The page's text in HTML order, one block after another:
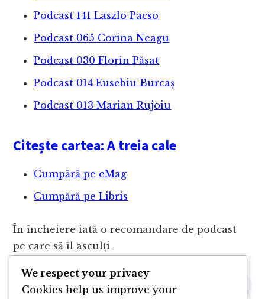
Podcast 141 Laszlo Pacso
Podcast 065 Corina Neagu
Podcast 030 Florin Păsat
Podcast 014 Eusebiu Burcaș
Podcast 013 Marian Rujoiu
Citește cartea: A treia cale
Cumpără pe eMag
Cumpără pe Libris
În încheiere iată o recomandare de podcast
pe care să îl asculți
We respect your privacy
Cookies help us improve your